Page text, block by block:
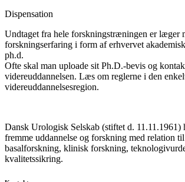
Dispensation
Undtaget fra hele forskningstræningen er læger
forskningserfaring i form af erhvervet
ph.d.
Ofte skal man uploade sit Ph.D.-bevis og
videreuddannelsen. Læs om reglerne i den
videreuddannelsesregion.
Dansk Urologisk Selskab (stiftet d. 11.11.1961)
fremme uddannelse og forskning med relation
basalforskning, klinisk forskning,
kvalitetssikring.